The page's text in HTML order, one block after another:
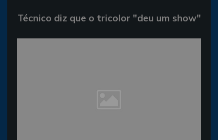
Técnico diz que o tricolor "deu um show"